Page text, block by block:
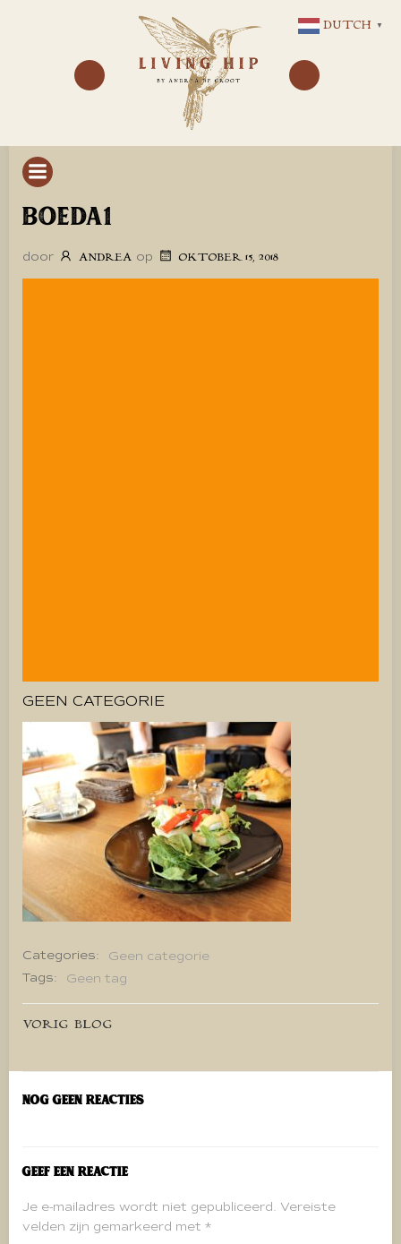
NAAR
DE
INHOUD
BOEDA1
door ANDREA op OKTOBER 15, 2018
GEEN CATEGORIE
Categories:
Geen categorie
Tags:
Geen tag
Bericht
navigatie
VORIG BLOG
Nog geen reacties
Geef een reactie
Je e-mailadres wordt niet gepubliceerd. Vereiste
velden zijn gemarkeerd met *
DUTCH ▼